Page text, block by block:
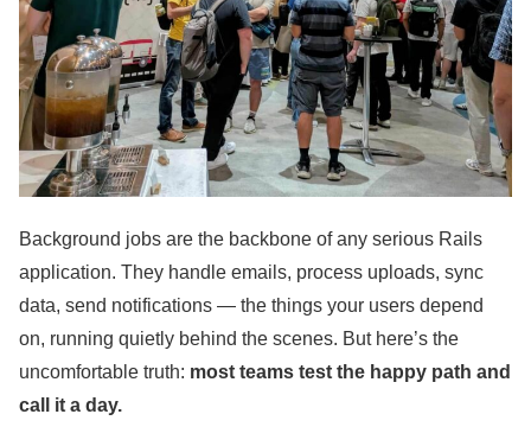
Background jobs are the backbone of any serious Rails
application. They handle emails, process uploads, sync
data, send notifications — the things your users depend
on, running quietly behind the scenes. But here’s the
uncomfortable truth: most teams test the happy path and
call it a day.